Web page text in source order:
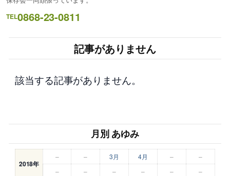
プ
TEL0868-23-0811
記事がありません
該当する記事がありません。
月別 あゆみ
2018年
– – 3月 4月 –
–
–
– – – – –